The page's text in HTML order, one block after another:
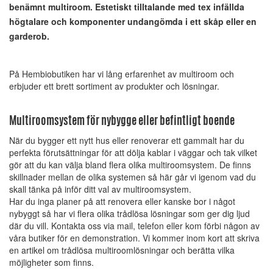
benämnt multiroom. Estetiskt tilltalande med tex infällda
högtalare och komponenter undangömda i ett skåp eller en
garderob.
På Hembiobutiken har vi lång erfarenhet av multiroom och
erbjuder ett brett sortiment av produkter och lösningar.
Multiroomsystem för nybygge eller befintligt boende
När du bygger ett nytt hus eller renoverar ett gammalt har du
perfekta förutsättningar för att dölja kablar i väggar och tak vilket
gör att du kan välja bland flera olika multiroomsystem. De finns
skillnader mellan de olika systemen så här går vi igenom vad du
skall tänka på inför ditt val av multiroomsystem.
Har du inga planer på att renovera eller kanske bor i något
nybyggt så har vi flera olika trådlösa lösningar som ger dig ljud
där du vill. Kontakta oss via mail, telefon eller kom förbi någon av
våra butiker för en demonstration. Vi kommer inom kort att skriva
en artikel om trådlösa multiroomlösningar och berätta vilka
möjligheter som finns.